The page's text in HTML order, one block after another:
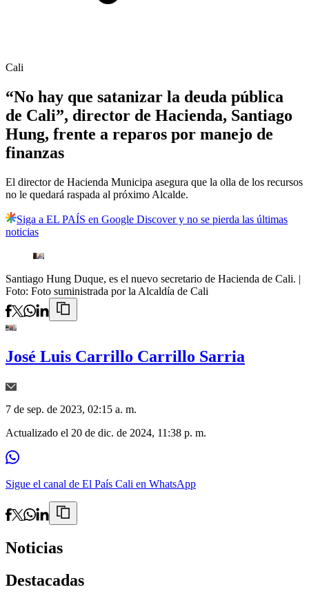
Cali
“No hay que satanizar la deuda pública
de Cali”, director de Hacienda, Santiago
Hung, frente a reparos por manejo de
finanzas
El director de Hacienda Municipa asegura que la olla de los recursos
no le quedará raspada al próximo Alcalde.
Siga a EL PAÍS en Google Discover y no se pierda las últimas
noticias
Santiago Hung Duque, es el nuevo secretario de Hacienda de Cali. |
Foto: Foto suministrada por la Alcaldía de Cali
José Luis Carrillo Carrillo Sarria
7 de sep. de 2023, 02:15 a. m.
Actualizado el 20 de dic. de 2024, 11:38 p. m.
Sigue el canal de El País Cali en WhatsApp
Noticias
Destacadas